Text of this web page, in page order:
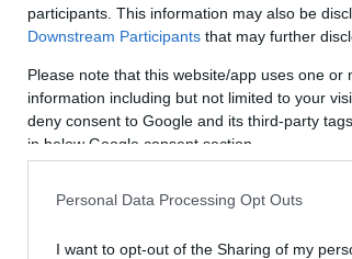
participants. This information may also be
Downstream Participants that may further
Please note that this website/app uses one
information including but not limited to your
deny consent to Google and its third-party
in below Google consent section.
Personal Data Processing Opt Outs
I want to opt-out of the Sharing of my